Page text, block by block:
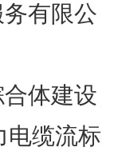
有限公
体建设
电缆流标